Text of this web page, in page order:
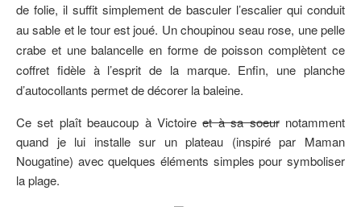
de folie, il suffit simplement de basculer l’escalier qui conduit
au sable et le tour est joué. Un choupinou seau rose, une pelle
crabe et une balancelle en forme de poisson complètent ce
coffret fidèle à l’esprit de la marque. Enfin, une planche
d’autocollants permet de décorer la baleine.
Ce set plaît beaucoup à Victoireet à sa soeurnotamment
quand je lui installe sur un plateau (inspiré par Maman
Nougatine) avec quelques éléments simples pour symboliser
la plage.